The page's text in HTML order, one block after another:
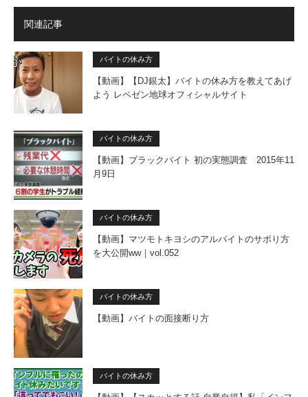
関連記事
バイトの休み方
【動画】【DJ銀太】バイトの休み方を教えてあげ
よう レペゼン地球オフィシャルサイト
バイトの休み方
【動画】ブラックバイト 初の実態調査 2015年11
月9日
バイトの休み方
【動画】マツモトキヨシのアルバイトのサボり方
を大公開ww｜vol.052
バイトの休み方
【動画】バイトの面接断り方
バイトの休み方